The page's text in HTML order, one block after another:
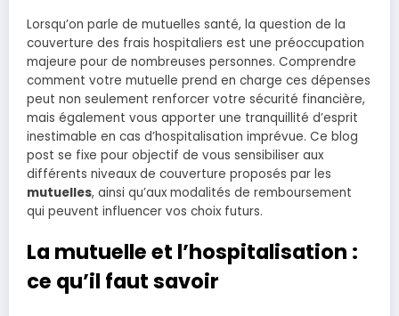
Lorsqu’on parle de mutuelles santé, la question de la
couverture des frais hospitaliers est une préoccupation
majeure pour de nombreuses personnes. Comprendre
comment votre mutuelle prend en charge ces dépenses
peut non seulement renforcer votre sécurité financière,
mais également vous apporter une tranquillité d’esprit
inestimable en cas d’hospitalisation imprévue. Ce blog
post se fixe pour objectif de vous sensibiliser aux
différents niveaux de couverture proposés par les
mutuelles, ainsi qu’aux modalités de remboursement
qui peuvent influencer vos choix futurs.
La mutuelle et l’hospitalisation :
ce qu’il faut savoir